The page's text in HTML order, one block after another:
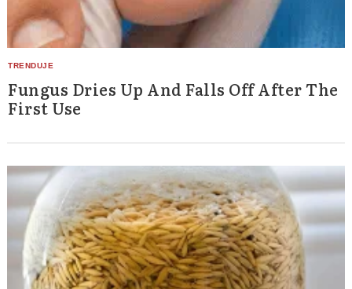
Fungus Dries Up And Falls Off After The
First Use